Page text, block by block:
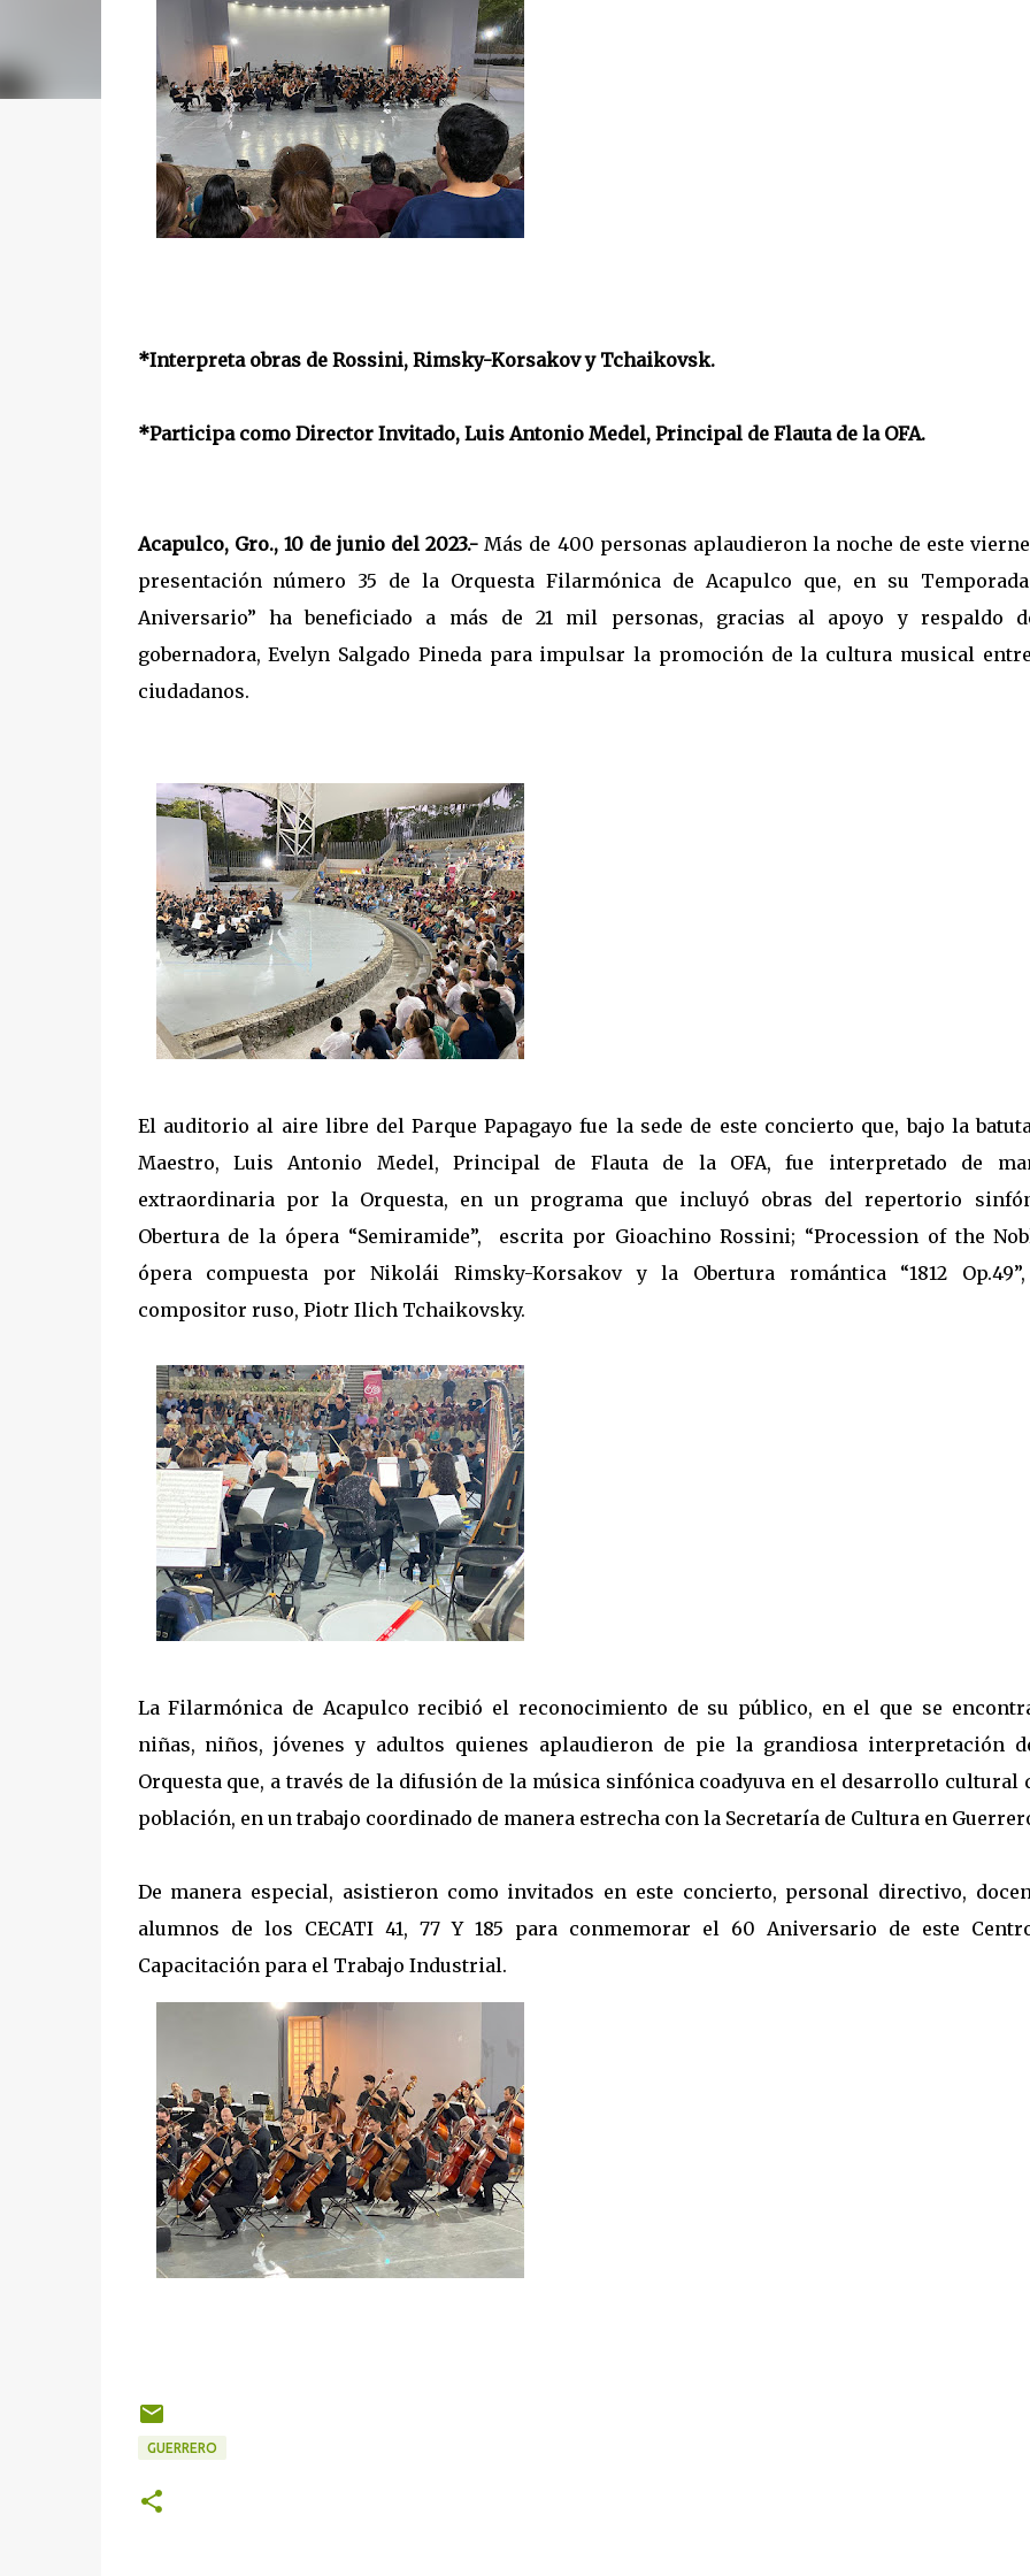
*Interpreta obras de Rossini, Rimsky-Korsakov y Tchaikovsk.
*Participa como Director Invitado, Luis Antonio Medel, Principal de Flauta de la OFA.
Acapulco, Gro., 10 de junio del 2023.- Más de 400 personas aplaudieron la noche de este
presentación número 35 de la Orquesta Filarmónica de Acapulco que, en su Temporada
Aniversario” ha beneficiado a más de 21 mil personas, gracias al apoyo y respaldo
gobernadora, Evelyn Salgado Pineda para impulsar la promoción de la cultura musical
ciudadanos.
El auditorio al aire libre del Parque Papagayo fue la sede de este concierto que, bajo la
Maestro, Luis Antonio Medel, Principal de Flauta de la OFA, fue interpretado de
extraordinaria por la Orquesta, en un programa que incluyó obras del repertorio
Obertura de la ópera “Semiramide”, escrita por Gioachino Rossini; “Procession of the
ópera compuesta por Nikolái Rimsky-Korsakov y la Obertura romántica “1812
compositor ruso, Piotr Ilich Tchaikovsky.
La Filarmónica de Acapulco recibió el reconocimiento de su público, en el que se
niñas, niños, jóvenes y adultos quienes aplaudieron de pie la grandiosa interpretación
Orquesta que, a través de la difusión de la música sinfónica coadyuva en el desarrollo cultural
población, en un trabajo coordinado de manera estrecha con la Secretaría de Cultura en
De manera especial, asistieron como invitados en este concierto, personal directivo,
alumnos de los CECATI 41, 77 Y 185 para conmemorar el 60 Aniversario de este
Capacitación para el Trabajo Industrial.
GUERRERO